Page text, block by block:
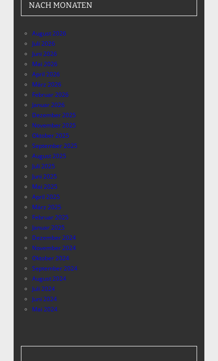
NACH MONATEN
August 2026
Juli 2026
Juni 2026
Mai 2026
April 2026
März 2026
Februar 2026
Januar 2026
Dezember 2025
November 2025
Oktober 2025
September 2025
August 2025
Juli 2025
Juni 2025
Mai 2025
April 2025
März 2025
Februar 2025
Januar 2025
Dezember 2024
November 2024
Oktober 2024
September 2024
August 2024
Juli 2024
Juni 2024
Mai 2024